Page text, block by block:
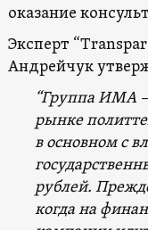
оказание
Эксперт
Андрейчук
“Группа ИМА
рынке
в основном с
рублей.
когда на